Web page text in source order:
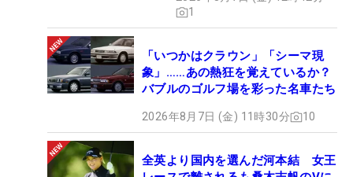
1
「いつかはクラウン」「シーマ現
象」……あの熱狂を覚えているか？
バブルのゴルフ場を彩った名車たち
2026年8月7日 (金) 11時30分 10
全英より国内を選んだ河本結 女王